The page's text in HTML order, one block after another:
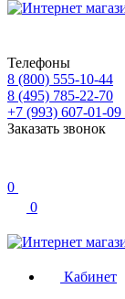
Телефоны
8 (800) 555-10-44
8 (495) 785-22-70
+7 (993) 607-01-09
Заказать звонок
0
0
Кабинет